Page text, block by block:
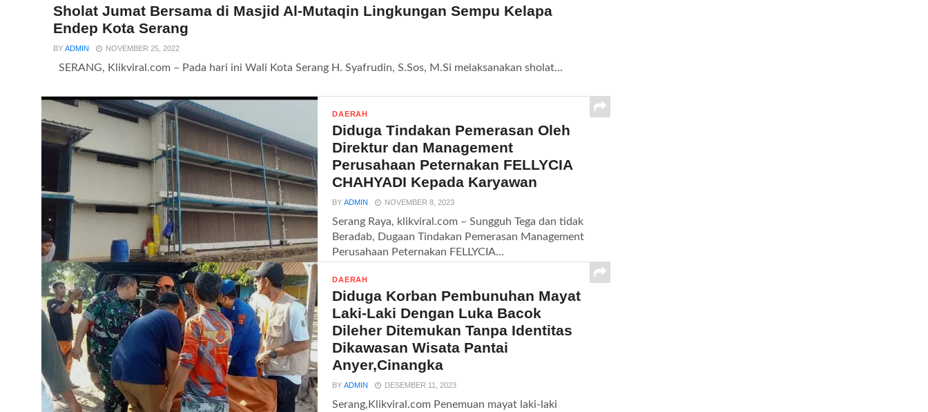
Sholat Jumat Bersama di Masjid Al-Mutaqin Lingkungan Sempu Kelapa
Endep Kota Serang
BY ADMIN NOVEMBER 25, 2022
SERANG, Klikviral.com – Pada hari ini Wali Kota Serang H. Syafrudin, S.Sos, M.Si melaksanakan sholat...
DAERAH
Diduga Tindakan Pemerasan Oleh
Direktur dan Management
Perusahaan Peternakan FELLYCIA
CHAHYADI Kepada Karyawan
BYADMIN NOVEMBER 8, 2023
Serang Raya, klikviral.com – Sungguh Tega dan tidak
Beradab, Dugaan Tindakan Pemerasan Management
Perusahaan Peternakan FELLYCIA...
DAERAH
Diduga Korban Pembunuhan Mayat
Laki-Laki Dengan Luka Bacok
Dileher Ditemukan Tanpa Identitas
Dikawasan Wisata Pantai
Anyer,Cinangka
BYADMIN DESEMBER 11, 2023
Serang,Klikviral.com Penemuan mayat laki-laki